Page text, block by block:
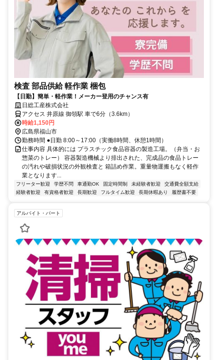
検査 部品供給 軽作業 梱包
【日勤】簡単・軽作業！メーカー登用のチャンス有
日総工産株式会社
アクセス 井原線 御領駅 車で6分（3.6km）
時給1,150円
広島県福山市
勤務時間 ●日勤 8:00～17:00（実働8時間、休憩1時間）
仕事内容 具体的には プラスチック食品容器の製造工場。（弁当・お
惣菜のトレー） 容器製造機械より排出された、完成品の食品トレー
の汚れや破損状況の外観検査と 箱詰め作業。重量物運搬もなく軽作
業となります...
フリーター歓迎 学歴不問 車通勤OK 固定時間制 未経験者歓迎
交通費全額支給
経験者歓迎
有資格者歓迎 長期歓迎 フルタイム歓迎 長期休暇あり 履歴書不要
アルバイト・パート